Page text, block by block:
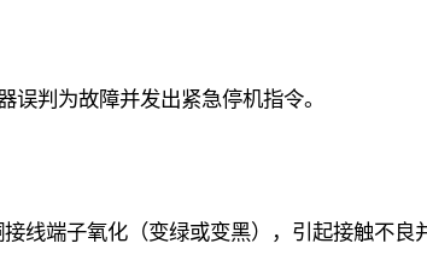
判为故障并发出紧急停机指令。
线端子氧化（变绿或变黑），引起接触不良